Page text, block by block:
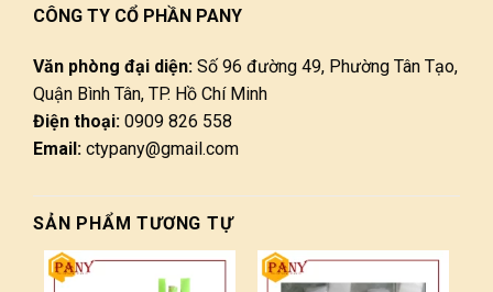
CÔNG TY CỔ PHẦN PANY
Văn phòng đại diện: Số 96 đường 49, Phường Tân Tạo,
Quận Bình Tân, TP. Hồ Chí Minh
Điện thoại: 0909 826 558
Email: ctypany@gmail.com
SẢN PHẨM TƯƠNG TỰ